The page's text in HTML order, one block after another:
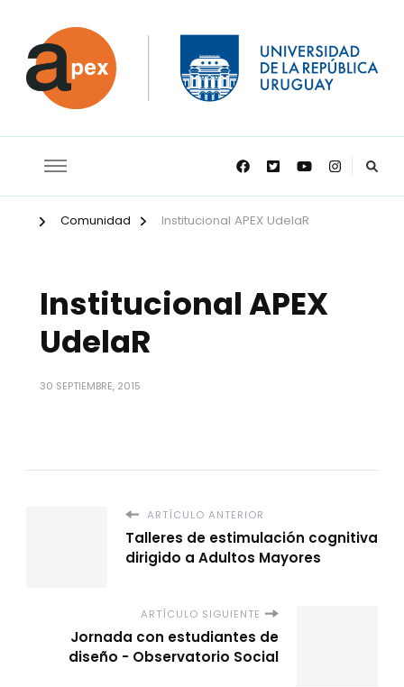
APEX
Comunidad Institucional APEX UdelaR
Institucional APEX
UdelaR
30 SEPTIEMBRE, 2015
ARTÍCULO ANTERIOR
Talleres de estimulación cognitiva
dirigido a Adultos Mayores
ARTÍCULO SIGUIENTE
Jornada con estudiantes de
diseño - Observatorio Social